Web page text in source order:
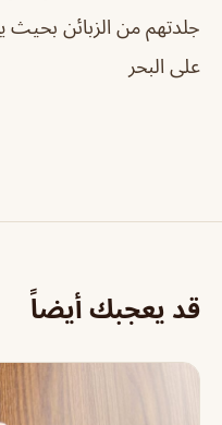
جلدتهم من الزبائن بحيث
على البحر
قد يعجبك أيضاً